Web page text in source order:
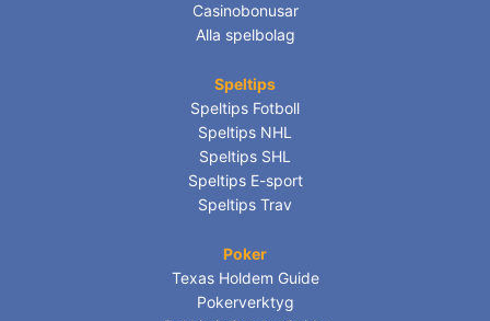
Casinobonusar
Alla spelbolag
Speltips
Speltips Fotboll
Speltips NHL
Speltips SHL
Speltips E-sport
Speltips Trav
Poker
Texas Holdem Guide
Pokerverktyg